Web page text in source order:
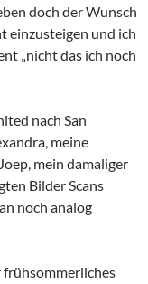
doch der Wunsch
einzusteigen und ich
„nicht das ich noch
nach San
meine
mein damaliger
Bilder Scans
noch analog
frühsommerliches